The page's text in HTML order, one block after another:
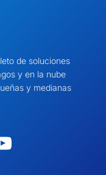
de soluciones
y en la nube
y medianas